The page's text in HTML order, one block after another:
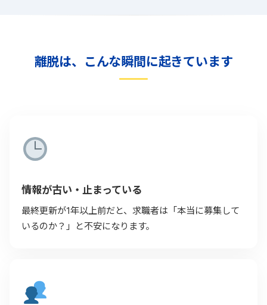
離脱は、こんな瞬間に起きています
情報が古い・止まっている
最終更新が1年以上前だと、求職者は「本当に募集して
いるのか？」と不安になります。